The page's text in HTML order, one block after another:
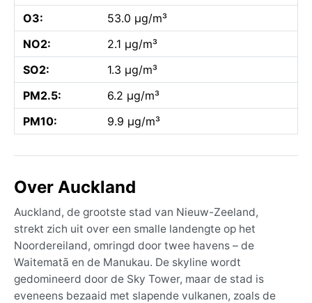
O3:
53.0 µg/m³
NO2:
2.1 µg/m³
SO2:
1.3 µg/m³
PM2.5:
6.2 µg/m³
PM10:
9.9 µg/m³
Over Auckland
Auckland, de grootste stad van Nieuw-Zeeland,
strekt zich uit over een smalle landengte op het
Noordereiland, omringd door twee havens – de
Waitematā en de Manukau. De skyline wordt
gedomineerd door de Sky Tower, maar de stad is
eveneens bezaaid met slapende vulkanen, zoals de